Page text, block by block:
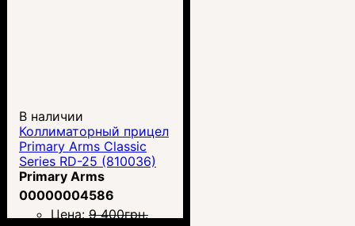
В наличии
Коллиматорный прицел
Primary Arms Classic
Series RD-25 (810036)
Primary Arms
00000004586
Цена: 9 400грн.